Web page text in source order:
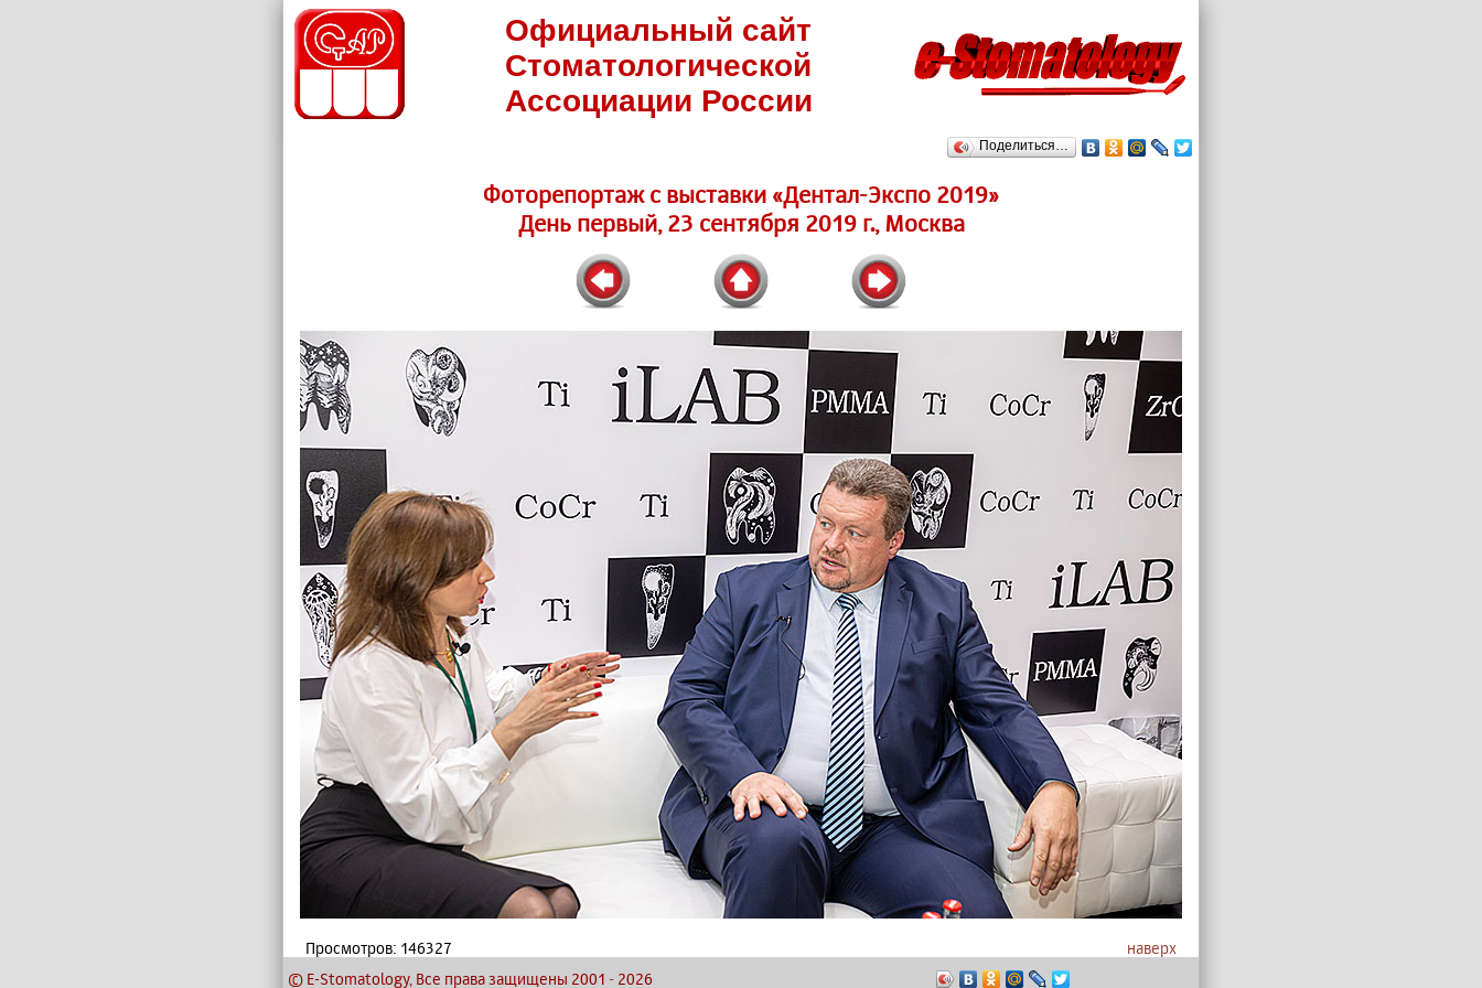
Официальный сайт
Стоматологической
Ассоциации России
Поделиться…
Фоторепортаж c выставки «Дентал-Экспо 2019»
День первый, 23 сентября 2019 г., Москва
наверх
Просмотров: 146327
© E-Stomatology, Все права защищены 2001 - 2026